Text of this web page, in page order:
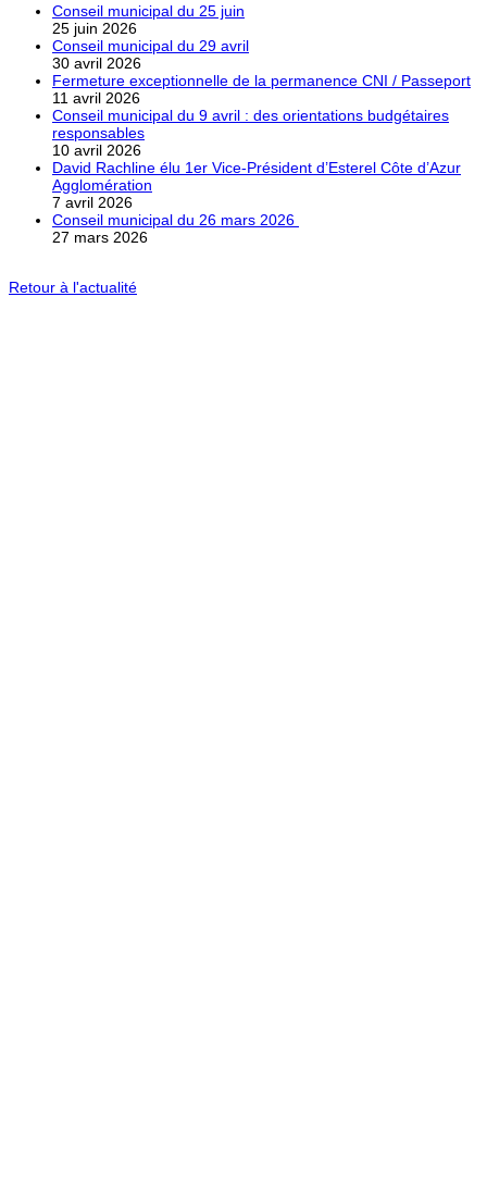
Conseil municipal du 25 juin
25 juin 2026
Conseil municipal du 29 avril
30 avril 2026
Fermeture exceptionnelle de la permanence CNI / Passeport
11 avril 2026
Conseil municipal du 9 avril : des orientations budgétaires
responsables
10 avril 2026
David Rachline élu 1er Vice-Président d’Esterel Côte d’Azur
Agglomération
7 avril 2026
Conseil municipal du 26 mars 2026
27 mars 2026
Retour à l'actualité